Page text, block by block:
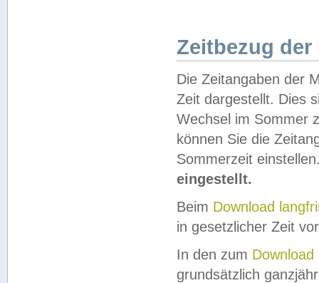
Zeitbezug der
Die Zeitangaben der
Zeit dargestellt. Dies
Wechsel im Sommer
können Sie die
Sommerzeit
eingestellt.
Beim Download
in gesetzlicher Zeit
In den zum Download
grundsätzlich